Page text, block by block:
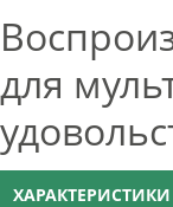
для
ХАРАКТЕРИСТИКИ